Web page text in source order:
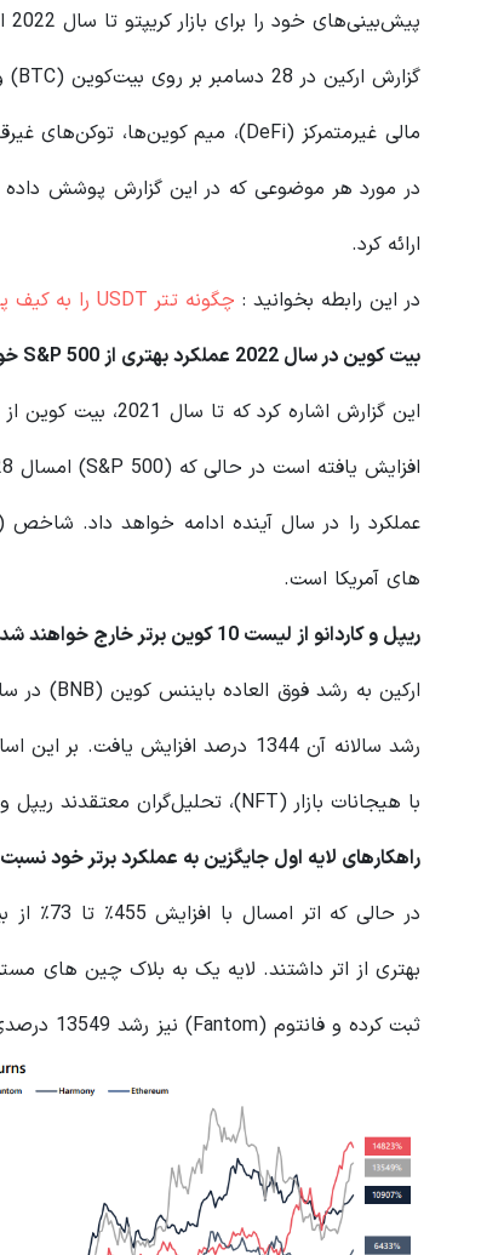
پیش‌بینی‌های خود را برای بازار کریپتو تا سال 2022 ارائه کرده است.
ارائه کرد.
در این رابطه بخوانید‌ : چگونه تتر USDT را به کیف پول متامسک اضافه کنیم؟
بیت کوین در سال 2022 عملکرد بهتری از
های آمریکا است.
ریپل و کاردانو از لیست 10 کوین برتر خارج خواهند شد
رشد سالانه آن 1344 درصد افزایش
با هیجانات بازار (NFT)، تحلیل‌گران معتقدند ریپل و کاردانو از لیست ۱۰ کوین برتر خارج خواهند شد.
راهکارهای لایه اول جایگزین به عملکرد برتر خود
در حالی
ثبت کرده و فانتوم (Fantom) نیز رشد 13549 درصدی را تجربه کرد.